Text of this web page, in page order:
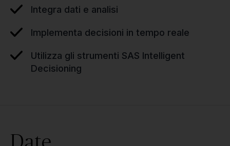
Integra dati e analisi
Implementa decisioni in tempo reale
Utilizza gli strumenti SAS Intelligent
Decisioning
Date